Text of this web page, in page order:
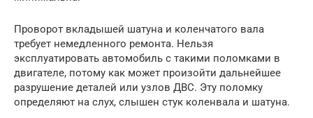
Проворот вкладышей шатуна и коленчатого вала
требует немедленного ремонта. Нельзя
эксплуатировать автомобиль с такими поломками в
двигателе, потому как может произойти дальнейшее
разрушение деталей или узлов ДВС. Эту поломку
определяют на слух, слышен стук коленвала и шатуна.